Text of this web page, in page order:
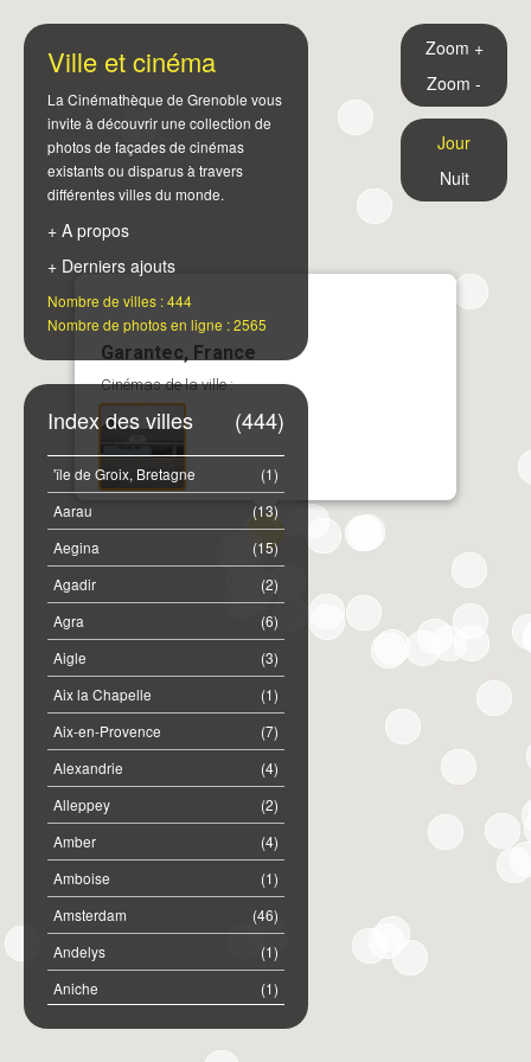
Garantec, France
Cinémas de la ville :
Ville et cinéma
La Cinémathèque de Grenoble vous
invite à découvrir une collection de
photos de façades de cinémas
existants ou disparus à travers
différentes villes du monde.
+ A propos
+ Derniers ajouts
Nombre de villes : 444
Nombre de photos en ligne : 2565
(444)
Index des villes
(1)
'île de Groix, Bretagne
(13)
Aarau
(15)
Aegina
(2)
Agadir
(6)
Agra
(3)
Aigle
(1)
Aix la Chapelle
(7)
Aix-en-Provence
(4)
Alexandrie
(2)
Alleppey
(4)
Amber
(1)
Amboise
(46)
Amsterdam
(1)
Andelys
(1)
Aniche
(2)
Annemasse
Zoom +
Zoom -
Jour
Nuit